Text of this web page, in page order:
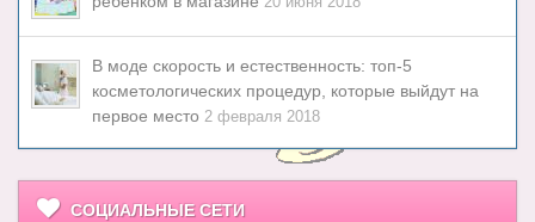
В моде скорость и естественность: топ-5
косметологических процедур, которые выйдут на
первое место 2 февраля 2018
СОЦИАЛЬНЫЕ СЕТИ